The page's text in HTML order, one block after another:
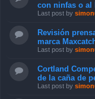
con ninfas o al
Last post by
Revisión
marca
Last post by
Cortland
de la caña de
Last post by